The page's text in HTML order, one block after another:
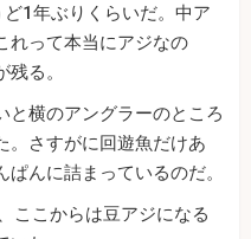
1年ぶりくらいだ。中ア
れって本当にアジなの
る。
と横のアングラーのところ
。さすがに回遊魚だけあ
んに詰まっているのだ。
ここからは豆アジになる